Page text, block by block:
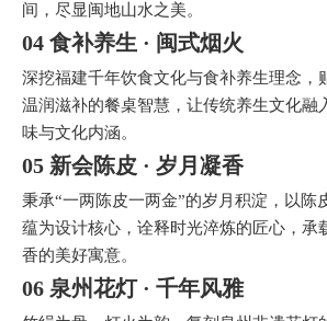
间，尽显闽地山水之美。
04 食补养生 · 闽式烟火
深挖福建千年饮食文化与食补养生理念，
温润滋补的餐桌智慧，让传统养生文化融
味与文化内涵。
05 新会陈皮 · 岁月凝香
秉承“一两陈皮一两金”的岁月积淀，以陈
蕴为设计核心，诠释时光淬炼的匠心，承
香的美好寓意。
06 泉州花灯 · 千年风雅